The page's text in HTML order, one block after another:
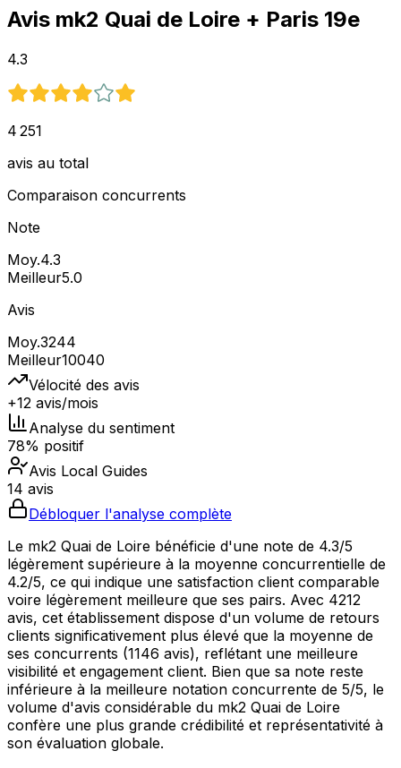
Avis mk2 Quai de Loire + Paris 19e
4.3
4 251
avis au total
Comparaison concurrents
Note
Moy.4.3
Meilleur5.0
Avis
Moy.3244
Meilleur10040
Vélocité des avis
+12 avis/mois
Analyse du sentiment
78% positif
Avis Local Guides
14 avis
Débloquer l'analyse complète
Le mk2 Quai de Loire bénéficie d'une note de 4.3/5
légèrement supérieure à la moyenne concurrentielle de
4.2/5, ce qui indique une satisfaction client comparable
voire légèrement meilleure que ses pairs. Avec 4212
avis, cet établissement dispose d'un volume de retours
clients significativement plus élevé que la moyenne de
ses concurrents (1146 avis), reflétant une meilleure
visibilité et engagement client. Bien que sa note reste
inférieure à la meilleure notation concurrente de 5/5, le
volume d'avis considérable du mk2 Quai de Loire
confère une plus grande crédibilité et représentativité à
son évaluation globale.